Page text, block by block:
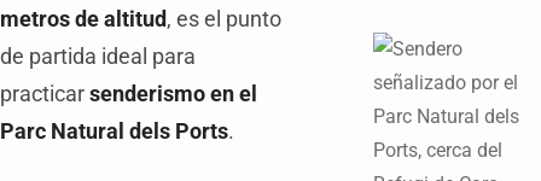
metros de altitud , es el punto
de partida ideal para
practicar senderismo en el
Parc Natural dels Ports.